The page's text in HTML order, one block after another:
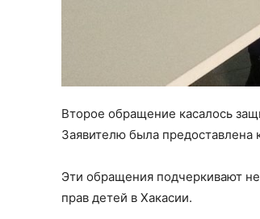
Второе обращение касалось
Заявителю была
Эти обращения подчеркивают
прав детей в Хакасии.